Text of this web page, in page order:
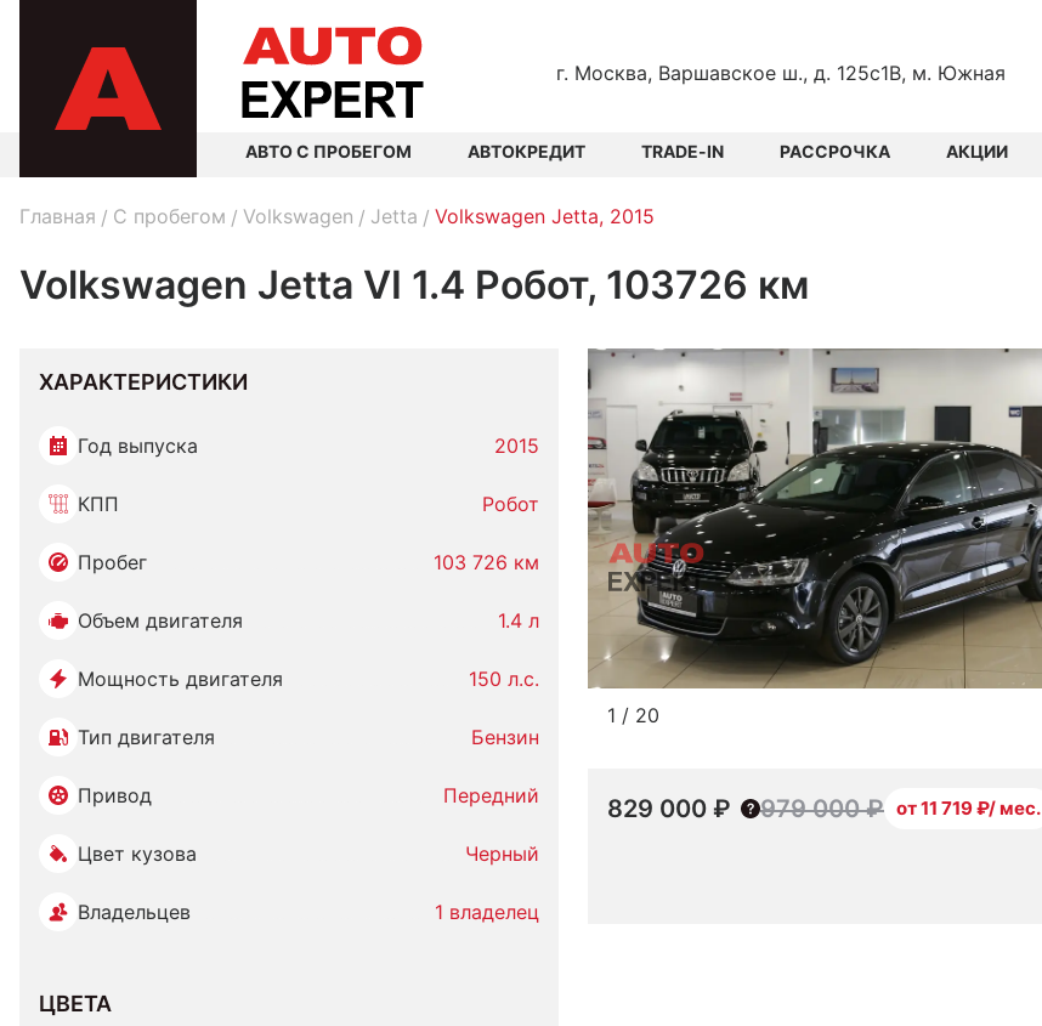
г. Москва, Варшавское ш., д. 125с1В, м. Южная
АВТО С ПРОБЕГОМ АВТОКРЕДИТ TRADE-IN РАССРОЧКА АКЦИИ
Главная C пробегом Volkswagen Jetta Volkswagen Jetta, 2015
Volkswagen Jetta VI 1.4 Робот, 103726 км
ХАРАКТЕРИСТИКИ
Год выпуска 2015
КПП Робот
Пробег 103 726 км
Объем двигателя 1.4 л
Мощность двигателя 150 л.с.
Тип двигателя Бензин
Привод Передний
Цвет кузова Черный
Владельцев 1 владелец
ЦВЕТА
1 / 20
829 000 ₽ 979 000 ₽ от 11 719 ₽/ мес.